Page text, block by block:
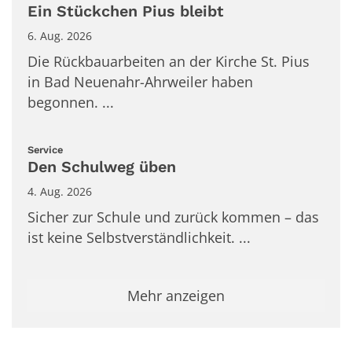
Ein Stückchen Pius bleibt
6. Aug. 2026
Die Rückbauarbeiten an der Kirche St. Pius
in Bad Neuenahr-Ahrweiler haben
begonnen. ...
Service:
Den Schulweg üben
4. Aug. 2026
Sicher zur Schule und zurück kommen – das
ist keine Selbstverständlichkeit. ...
Mehr anzeigen